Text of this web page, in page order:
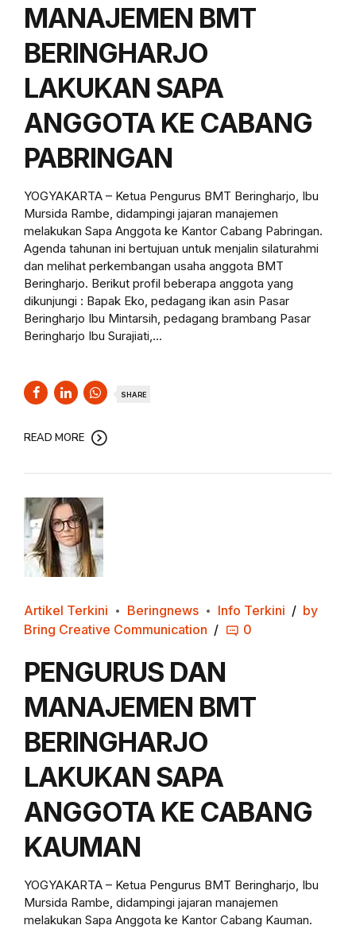
MANAJEMEN BMT
BERINGHARJO
LAKUKAN SAPA
ANGGOTA KE CABANG
PABRINGAN
YOGYAKARTA – Ketua Pengurus BMT Beringharjo, Ibu
Mursida Rambe, didampingi jajaran manajemen
melakukan Sapa Anggota ke Kantor Cabang Pabringan.
Agenda tahunan ini bertujuan untuk menjalin silaturahmi
dan melihat perkembangan usaha anggota BMT
Beringharjo. Berikut profil beberapa anggota yang
dikunjungi : Bapak Eko, pedagang ikan asin Pasar
Beringharjo Ibu Mintarsih, pedagang brambang Pasar
Beringharjo Ibu Surajiati,...
SHARE
READ MORE
Artikel Terkini Beringnews Info Terkini
by
Bring Creative Communication
0
PENGURUS DAN
MANAJEMEN BMT
BERINGHARJO
LAKUKAN SAPA
ANGGOTA KE CABANG
KAUMAN
YOGYAKARTA – Ketua Pengurus BMT Beringharjo, Ibu
Mursida Rambe, didampingi jajaran manajemen
melakukan Sapa Anggota ke Kantor Cabang Kauman.